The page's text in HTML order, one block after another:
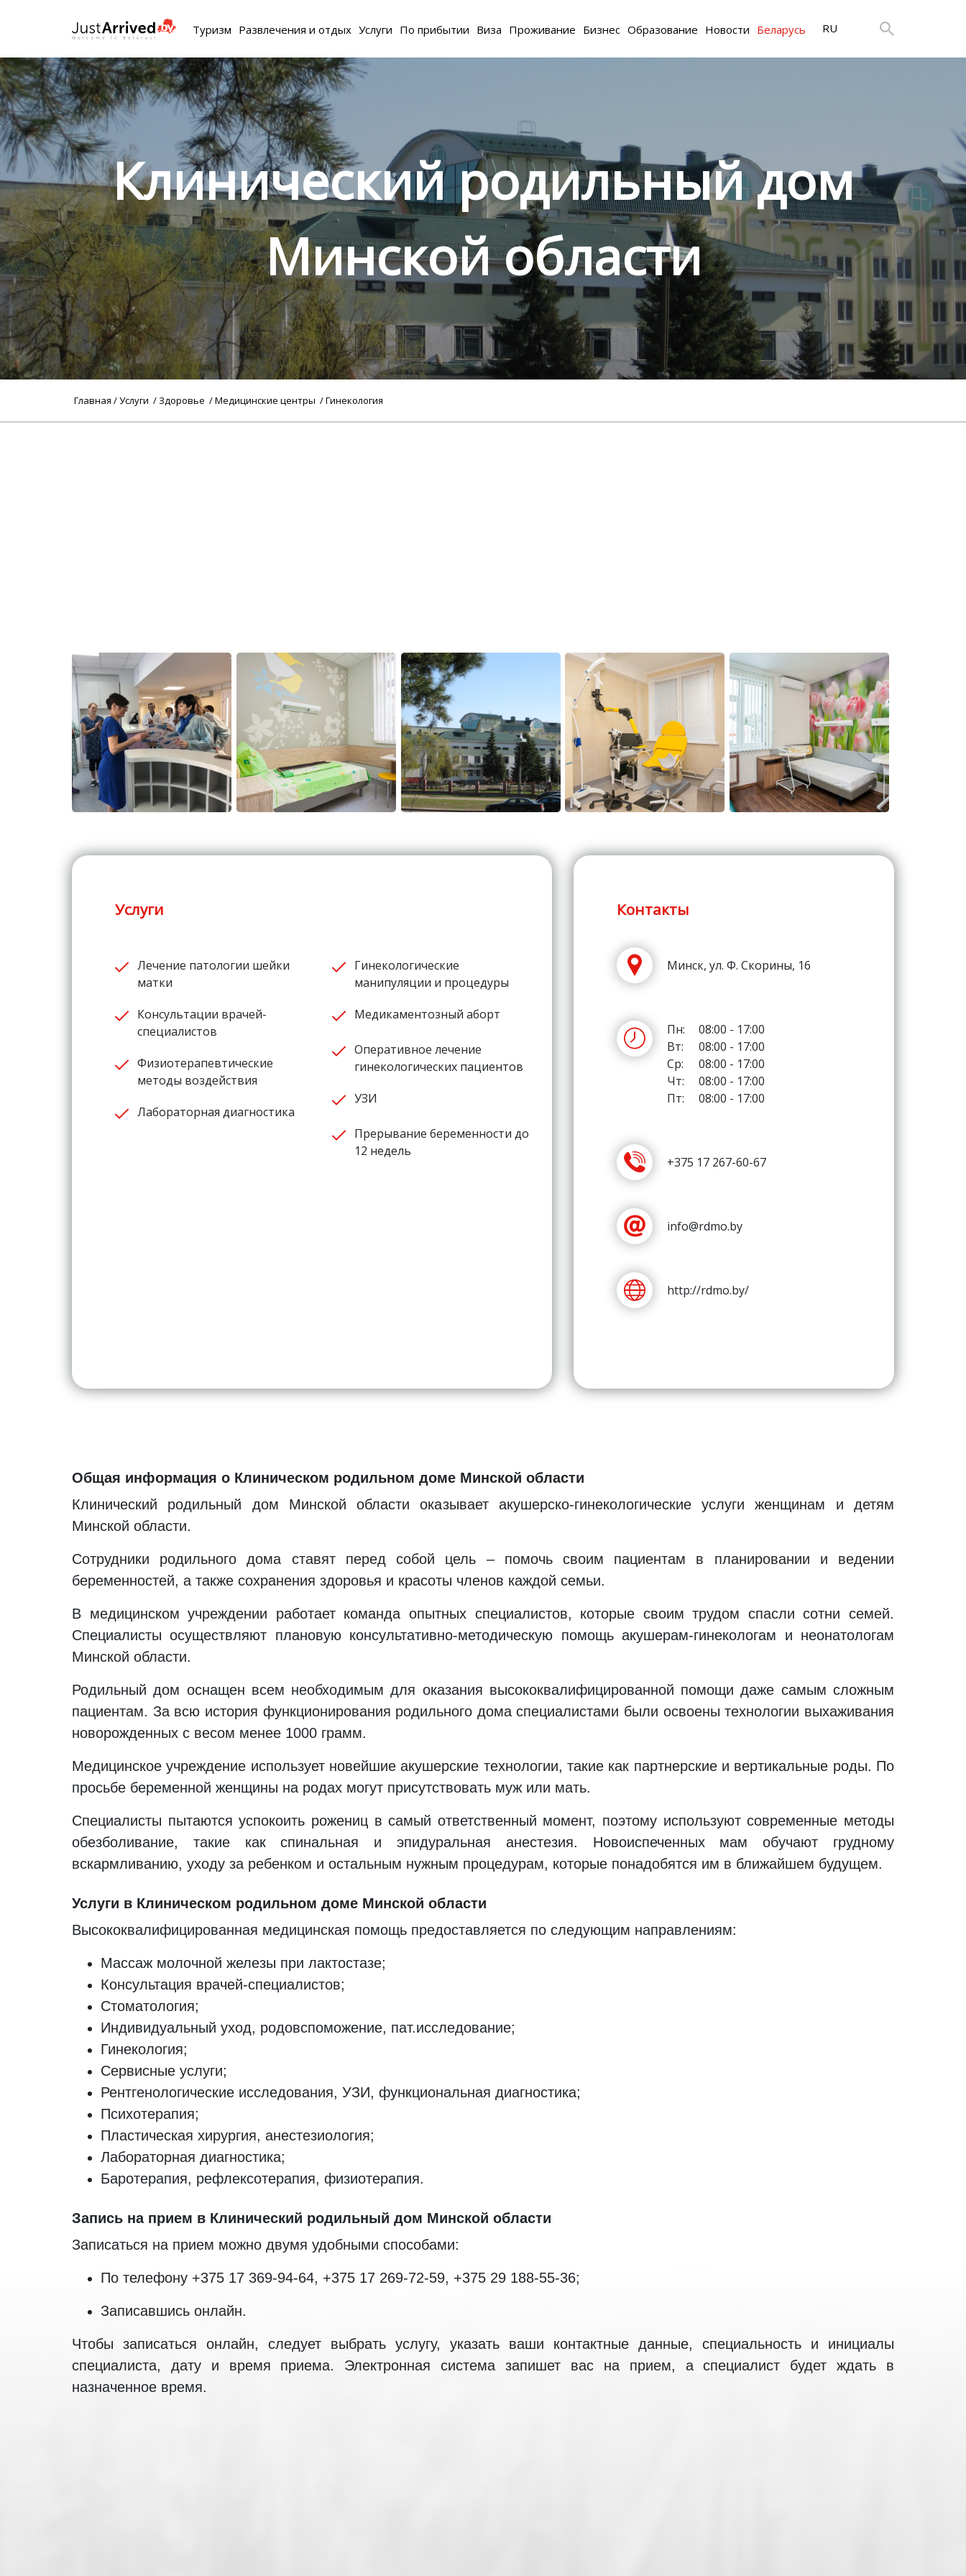
Туризм Развлечения и отдых Услуги По прибытии Виза Проживание Бизнес Образование Новости Беларусь RU
Клинический родильный дом
Минской области
Главная /Услуги / Здоровье /Медицинские центры / Гинекология
Услуги
Лечение патологии шейки
матки
Консультации врачей-
специалистов
Физиотерапевтические
методы воздействия
Лабораторная диагностика
Гинекологические
манипуляции и процедуры
Медикаментозный аборт
Оперативное лечение
гинекологических пациентов
УЗИ
Прерывание беременности до
12 недель
Контакты
Минск, ул. Ф. Скорины, 16
Пн:
08:00 - 17:00
Вт:
08:00 - 17:00
Ср:
08:00 - 17:00
Чт:
08:00 - 17:00
Пт:
08:00 - 17:00
+375 17 267-60-67
info@rdmo.by
http://rdmo.by/
Общая информация о Клиническом родильном доме Минской области
Клинический родильный дом Минской области оказывает акушерско-гинекологические услуги женщинам и детям
Минской области.
Сотрудники родильного дома ставят перед собой цель – помочь своим пациентам в планировании и ведении
беременностей, а также сохранения здоровья и красоты членов каждой семьи.
В медицинском учреждении работает команда опытных специалистов, которые своим трудом спасли сотни семей.
Специалисты осуществляют плановую консультативно-методическую помощь акушерам-гинекологам и неонатологам
Минской области.
Родильный дом оснащен всем необходимым для оказания высококвалифицированной помощи даже самым сложным
пациентам. За всю история функционирования родильного дома специалистами были освоены технологии выхаживания
новорожденных с весом менее 1000 грамм.
Медицинское учреждение использует новейшие акушерские технологии, такие как партнерские и вертикальные роды. По
просьбе беременной женщины на родах могут присутствовать муж или мать.
Специалисты пытаются успокоить рожениц в самый ответственный момент, поэтому используют современные методы
обезболивание, такие как спинальная и эпидуральная анестезия. Новоиспеченных мам обучают грудному
вскармливанию, уходу за ребенком и остальным нужным процедурам, которые понадобятся им в ближайшем будущем.
Услуги в Клиническом родильном доме Минской области
Высококвалифицированная медицинская помощь предоставляется по следующим направлениям:
Массаж молочной железы при лактостазе;
Консультация врачей-специалистов;
Стоматология;
Индивидуальный уход, родовспоможение, пат.исследование;
Гинекология;
Сервисные услуги;
Рентгенологические исследования, УЗИ, функциональная диагностика;
Психотерапия;
Пластическая хирургия, анестезиология;
Лабораторная диагностика;
Баротерапия, рефлексотерапия, физиотерапия.
Запись на прием в Клинический родильный дом Минской области
Записаться на прием можно двумя удобными способами:
По телефону +375 17 369-94-64, +375 17 269-72-59, +375 29 188-55-36;
Записавшись онлайн.
Чтобы записаться онлайн, следует выбрать услугу, указать ваши контактные данные, специальность и инициалы
специалиста, дату и время приема. Электронная система запишет вас на прием, а специалист будет ждать в
назначенное время.